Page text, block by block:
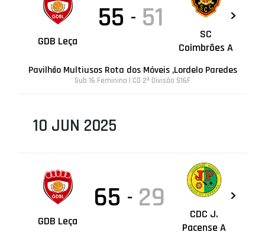
GDB Leça
55 - 51
SC
Coimbrões A
Pavilhão Multiusos Rota dos Móveis ,Lordelo Paredes
Sub 16 Feminino | CD 2ª Divisão S16F
10 JUN 2025
GDB Leça
65 - 29
CDC J.
Pacense A